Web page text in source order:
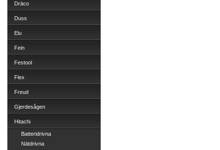
Dräco
Duss
Elu
Fein
Festool
Flex
Freud
Gjerdesågen
Hitachi
Batteridrivna
Nätdrivna